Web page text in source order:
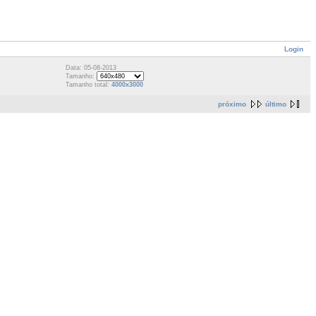
Login
Data: 05-08-2013
Tamanho:
Tamanho total: 4000x3000
próximo último